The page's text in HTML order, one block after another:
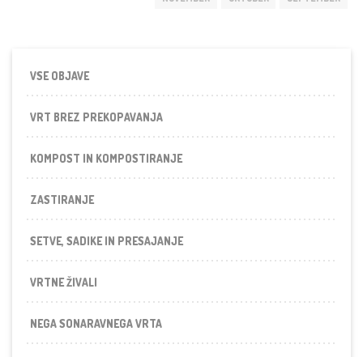
VSE OBJAVE
VRT BREZ PREKOPAVANJA
KOMPOST IN KOMPOSTIRANJE
ZASTIRANJE
SETVE, SADIKE IN PRESAJANJE
VRTNE ŽIVALI
NEGA SONARAVNEGA VRTA